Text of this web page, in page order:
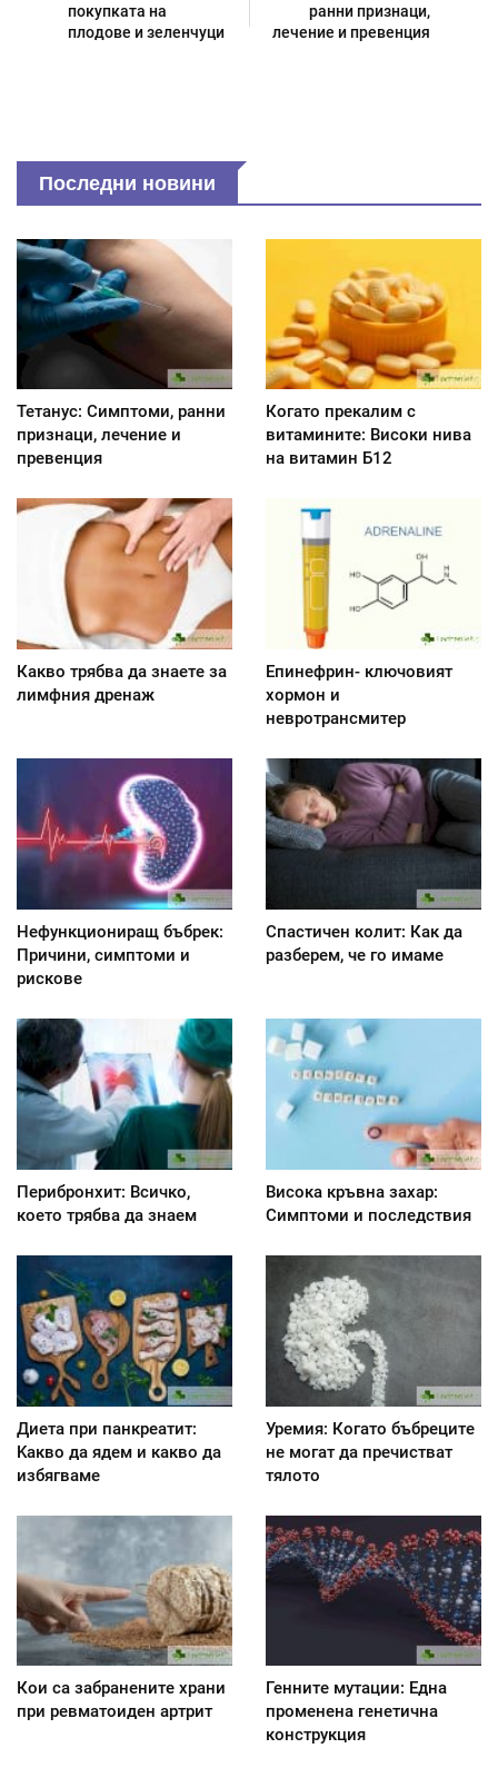
покупката на
плодове и зеленчуци
ранни признаци,
лечение и превенция
Последни новини
Тетанус: Симптоми, ранни
признаци, лечение и
превенция
Когато прекалим с
витамините: Високи нива
на витамин Б12
Какво трябва да знаете за
лимфния дренаж
Епинефрин- ключовият
хормон и
невротрансмитер
Нефункциониращ бъбрек:
Причини, симптоми и
рискове
Спастичен колит: Как да
разберем, че го имаме
Перибронхит: Всичко,
което трябва да знаем
Висока кръвна захар:
Симптоми и последствия
Диета при панкреатит:
Kакво да ядем и какво да
избягваме
Уремия: Когато бъбреците
не могат да пречистват
тялото
Кои са забранените храни
при ревматоиден артрит
Генните мутации: Една
променена генетична
конструкция